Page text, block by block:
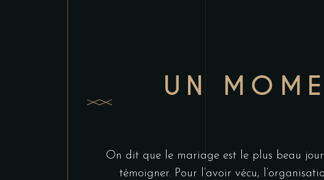
UN
On dit que le mariage est le plus beau
témoigner. Pour l’avoir vécu,